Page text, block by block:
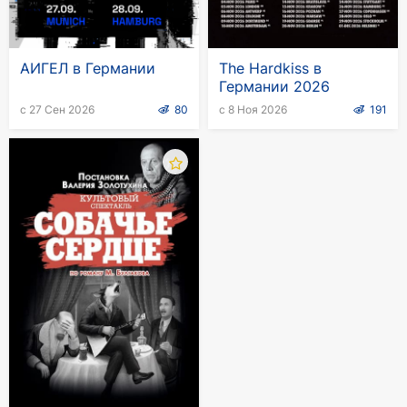
АИГЕЛ в Германии
с 27 Сен 2026 80
The Hardkiss в
Германии 2026
с 8 Ноя 2026 191